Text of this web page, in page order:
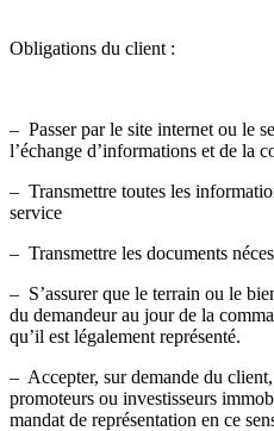
Obligations du client :
– Passer par le site internet ou le
l’échange d’informations et de la
– Transmettre toutes les
service
– Transmettre les documents
– S’assurer que le terrain ou le
du demandeur au jour de la
qu’il est légalement représenté.
– Accepter, sur demande du
promoteurs ou investisseurs
mandat de représentation en ce